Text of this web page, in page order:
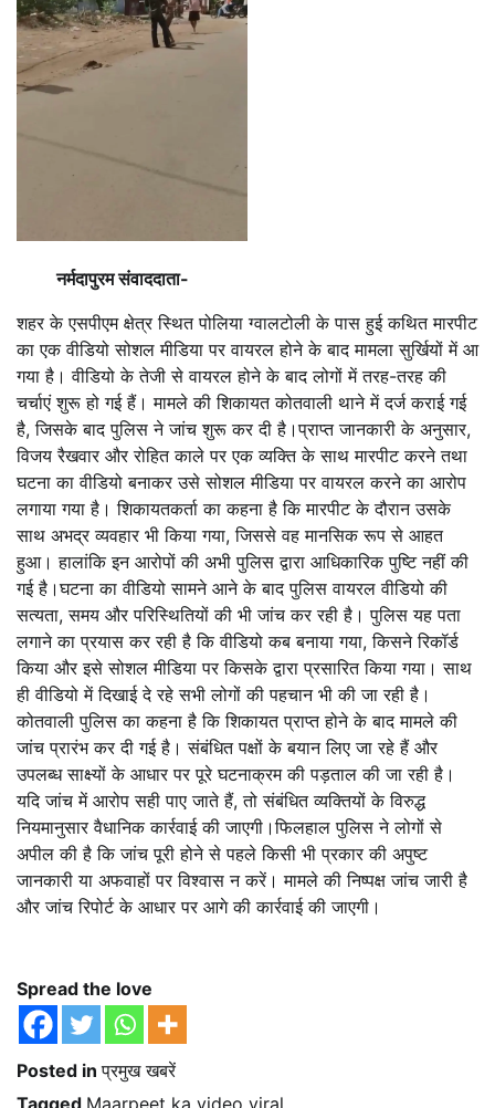
नर्मदापुरम संवाददाता-
शहर के एसपीएम क्षेत्र स्थित पोलिया ग्वालटोली के पास हुई कथित मारपीट
का एक वीडियो सोशल मीडिया पर वायरल होने के बाद मामला सुर्खियों में आ
गया है। वीडियो के तेजी से वायरल होने के बाद लोगों में तरह-तरह की
चर्चाएं शुरू हो गई हैं। मामले की शिकायत कोतवाली थाने में दर्ज कराई गई
है, जिसके बाद पुलिस ने जांच शुरू कर दी है।प्राप्त जानकारी के अनुसार,
विजय रैखवार और रोहित काले पर एक व्यक्ति के साथ मारपीट करने तथा
घटना का वीडियो बनाकर उसे सोशल मीडिया पर वायरल करने का आरोप
लगाया गया है। शिकायतकर्ता का कहना है कि मारपीट के दौरान उसके
साथ अभद्र व्यवहार भी किया गया, जिससे वह मानसिक रूप से आहत
हुआ। हालांकि इन आरोपों की अभी पुलिस द्वारा आधिकारिक पुष्टि नहीं की
गई है।घटना का वीडियो सामने आने के बाद पुलिस वायरल वीडियो की
सत्यता, समय और परिस्थितियों की भी जांच कर रही है। पुलिस यह पता
लगाने का प्रयास कर रही है कि वीडियो कब बनाया गया, किसने रिकॉर्ड
किया और इसे सोशल मीडिया पर किसके द्वारा प्रसारित किया गया। साथ
ही वीडियो में दिखाई दे रहे सभी लोगों की पहचान भी की जा रही है।
कोतवाली पुलिस का कहना है कि शिकायत प्राप्त होने के बाद मामले की
जांच प्रारंभ कर दी गई है। संबंधित पक्षों के बयान लिए जा रहे हैं और
उपलब्ध साक्ष्यों के आधार पर पूरे घटनाक्रम की पड़ताल की जा रही है।
यदि जांच में आरोप सही पाए जाते हैं, तो संबंधित व्यक्तियों के विरुद्ध
नियमानुसार वैधानिक कार्रवाई की जाएगी।फिलहाल पुलिस ने लोगों से
अपील की है कि जांच पूरी होने से पहले किसी भी प्रकार की अपुष्ट
जानकारी या अफवाहों पर विश्वास न करें। मामले की निष्पक्ष जांच जारी है
और जांच रिपोर्ट के आधार पर आगे की कार्रवाई की जाएगी।
Spread the love
Posted inप्रमुख खबरें